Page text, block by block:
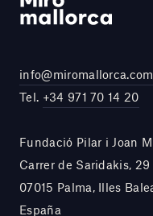
info@miromallorca.com
Tel. +34 971 70 14 20
Fundació Pilar i Joan
Carrer de Saridakis, 29
07015 Palma, Illes
España